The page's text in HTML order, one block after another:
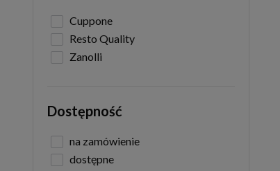
Cuppone
Resto Quality
Zanolli
Dostępność
na zamówienie
dostępne